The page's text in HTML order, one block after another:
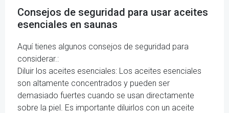
Consejos de seguridad para usar aceites
esenciales en saunas
Aquí tienes algunos consejos de seguridad para
considerar.:
Diluir los aceites esenciales: Los aceites esenciales
son altamente concentrados y pueden ser
demasiado fuertes cuando se usan directamente
sobre la piel. Es importante diluirlos con un aceite